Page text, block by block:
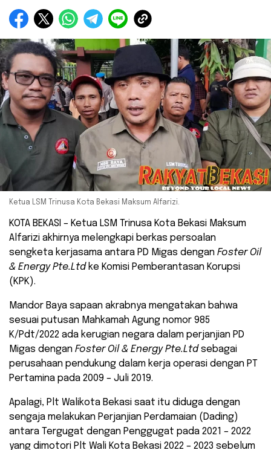
Ketua LSM Trinusa Kota Bekasi Maksum Alfarizi.
KOTA BEKASI – Ketua LSM Trinusa Kota Bekasi Maksum
Alfarizi akhirnya melengkapi berkas persoalan
sengketa kerjasama antara PD Migas dengan Foster Oil
& Energy Pte.Ltd ke Komisi Pemberantasan Korupsi
(KPK).
Mandor Baya sapaan akrabnya mengatakan bahwa
sesuai putusan Mahkamah Agung nomor 985
K/Pdt/2022 ada kerugian negara dalam perjanjian PD
Migas dengan Foster Oil & Energy Pte.Ltdsebagai
perusahaan pendukung dalam kerja operasi dengan PT
Pertamina pada 2009 – Juli 2019.
Apalagi, Plt Walikota Bekasi saat itu diduga dengan
sengaja melakukan Perjanjian Perdamaian (Dading)
antara Tergugat dengan Penggugat pada 2021 – 2022
yang dimotori Plt Wali Kota Bekasi 2022 – 2023 sebelum